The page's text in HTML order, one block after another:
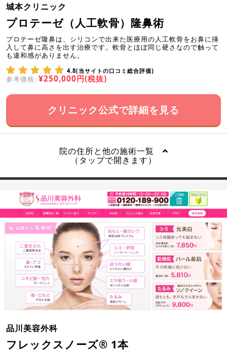
城本クリニック
プロテーゼ（人工軟骨）隆鼻術
プロテーゼ隆鼻は、シリコンで出来た医療用の人工軟骨をお鼻に挿
入して鼻に高さを出す治療です。軟骨とほぼ同じ硬さなので触って
も違和感がありません。
4.8(当サイトの口コミ総合評価)
参考価格: ¥250,000円(税抜)
クリニック公式で詳細を見る
院の住所と他の施術一覧
（タップで開きます）
品川美容外科
フレックスノーズ® 1本